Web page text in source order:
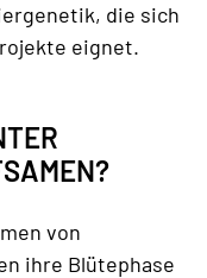
die sich
eignet.
von
ihre Blütephase